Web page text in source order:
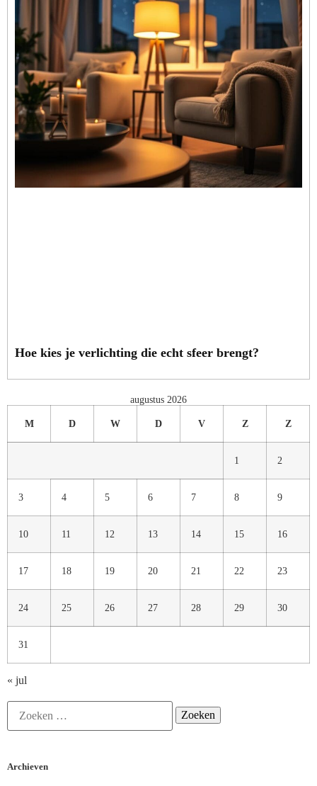
Hoe kies je verlichting die echt sfeer brengt?
augustus 2026
M D W D V Z Z
1 2
3 4 5 6 7 8 9
10 11 12 13 14 15 16
17 18 19 20 21 22 23
24 25 26 27 28 29 30
31
« jul
Archieven